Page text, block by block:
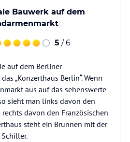
Bauwerk auf dem
5 / 6
auf dem Berliner
„Konzerthaus Berlin“. Wenn
aus auf das sehenswerte
sieht man links davon den
davon den Französischen
steht ein Brunnen mit der